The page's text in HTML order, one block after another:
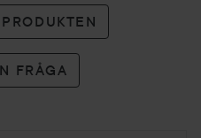
FRÅGA